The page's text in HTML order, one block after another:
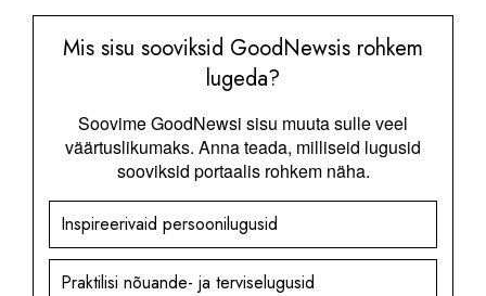
Mis sisu sooviksid GoodNewsis rohkem
lugeda?
Soovime GoodNewsi sisu muuta sulle veel
väärtuslikumaks. Anna teada, milliseid lugusid
sooviksid portaalis rohkem näha.
Inspireerivaid persoonilugusid
Praktilisi nõuande- ja terviselugusid